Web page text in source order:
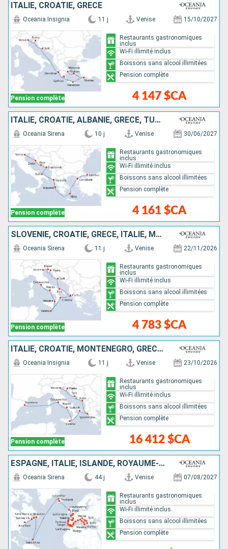
ITALIE, CROATIE, GRÈCE
Pension complète
Oceania Insignia 11 j Venise 15/10/2027
4 147 $CA
Restaurants gastronomiques
inclus
Wi-Fi illimité inclus
Boissons sans alcool illimitées
Pension complète
ITALIE, CROATIE, ALBANIE, GRÈCE, TURQUIE
Pension complète
Oceania Sirena 10 j Venise 30/06/2027
4 161 $CA
Restaurants gastronomiques
inclus
Wi-Fi illimité inclus
Boissons sans alcool illimitées
Pension complète
SLOVÉNIE, CROATIE, GRÈCE, ITALIE, MALTE
Pension complète
Oceania Sirena 11 j Venise 22/11/2026
4 783 $CA
Restaurants gastronomiques
inclus
Wi-Fi illimité inclus
Boissons sans alcool illimitées
Pension complète
ITALIE, CROATIE, MONTÉNÉGRO, GRÈCE, ESPAGNE
Pension complète
Oceania Insignia 11 j Venise 23/10/2026
16 412 $CA
Restaurants gastronomiques
inclus
Wi-Fi illimité inclus
Boissons sans alcool illimitées
Pension complète
ESPAGNE, ITALIE, ISLANDE, ROYAUME-UNI, FRANCE, CANADA, PORTUGAL, GRÈCE, MONTÉNÉGRO, IRLANDE, MAROC, ÉTATS-UNIS, CROATIE, ANTIGUA-ET-BARBUDA
Oceania Sirena 44 j Venise 07/08/2027
Restaurants gastronomiques
inclus
Wi-Fi illimité inclus
Boissons sans alcool illimitées
Pension complète